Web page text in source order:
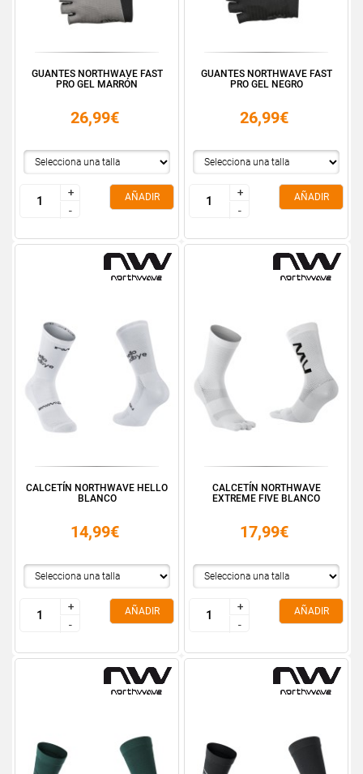
GUANTES NORTHWAVE FAST
PRO GEL MARRÓN
26,99€
+
-
+
-
AÑADIR
GUANTES NORTHWAVE FAST
PRO GEL NEGRO
26,99€
+
-
+
-
AÑADIR
CALCETÍN NORTHWAVE HELLO
BLANCO
14,99€
+
-
+
-
AÑADIR
CALCETÍN NORTHWAVE
EXTREME FIVE BLANCO
17,99€
+
-
+
-
AÑADIR